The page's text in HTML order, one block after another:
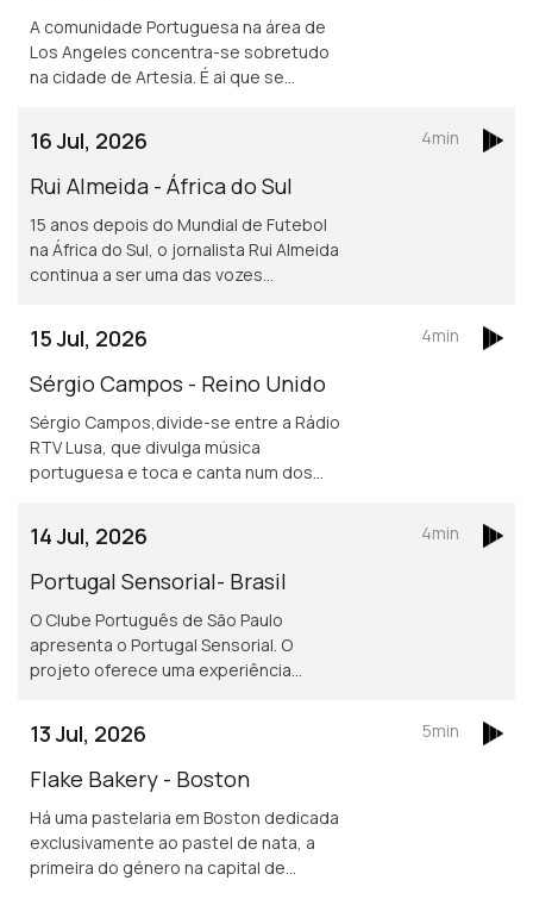
A comunidade Portuguesa na área de
Los Angeles concentra-se sobretudo
na cidade de Artesia. É ai que se
Portugueses nos Estados Unidos.
16 Jul, 2026
Rui Almeida - África do Sul
15 anos depois do Mundial de Futebol
na África do Sul, o jornalista Rui Almeida
continua a ser uma das vozes
lusofonia.
4min
15 Jul, 2026
Sérgio Campos - Reino Unido
Sérgio Campos,divide-se entre a Rádio
RTV Lusa, que divulga música
portuguesa e toca e canta num dos
4min
14 Jul, 2026
Portugal Sensorial- Brasil
O Clube Português de São Paulo
apresenta o Portugal Sensorial. O
projeto oferece uma experiência
e um show audiovisual tecnológico.
4min
13 Jul, 2026
Flake Bakery - Boston
Há uma pastelaria em Boston dedicada
exclusivamente ao pastel de nata, a
primeira do género na capital de
5min